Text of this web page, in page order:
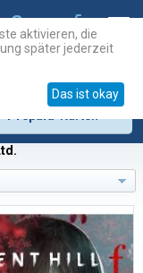
aktivieren, die
später jederzeit
Das ist okay